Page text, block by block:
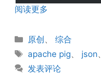
阅读更多
分
原创、综合
标
签
apache pig、 json
发表评论